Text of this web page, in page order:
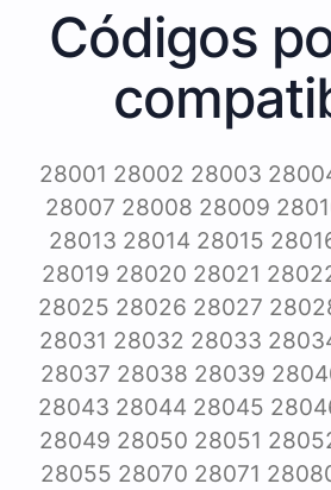
Códigos
28001 28002 28003
28007 28008 28009
28013 28014 28015
28019 28020 28021
28025 28026 28027
28031 28032 28033
28037 28038 28039
28043 28044 28045
28049 28050 28051
28055 28070 28071